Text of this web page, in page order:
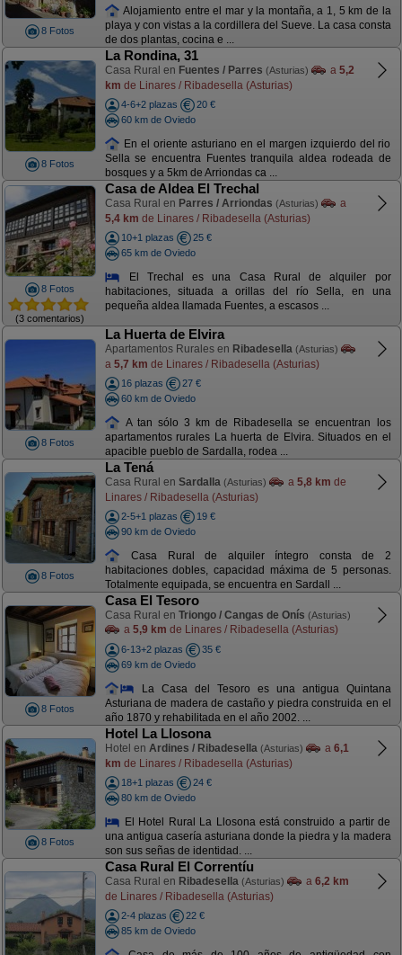
8 Fotos
Alojamiento entre el mar y la montaña, a 1, 5 km de la
playa y con vistas a la cordillera del Sueve. La casa consta
de dos plantas, cocina e ...
8 Fotos
La Rondina, 31
Casa Rural en Fuentes / Parres (Asturias) a 5,2
km de Linares / Ribadesella (Asturias)
4-6+2 plazas
20 €
60 km de Oviedo
En el oriente asturiano en el margen izquierdo del rio
Sella se encuentra Fuentes tranquila aldea rodeada de
bosques y a 5km de Arriondas ca ...
8 Fotos
(3 comentarios)
Casa de Aldea El Trechal
Casa Rural en Parres / Arriondas (Asturias)
a
5,4 km de Linares / Ribadesella (Asturias)
10+1 plazas
25 €
65 km de Oviedo
El Trechal es una Casa Rural de alquiler por
habitaciones, situada a orillas del río Sella, en una
pequeña aldea llamada Fuentes, a escasos ...
8 Fotos
La Huerta de Elvira
Apartamentos Rurales en Ribadesella (Asturias)
a 5,7 km de Linares / Ribadesella (Asturias)
16 plazas
27 €
60 km de Oviedo
A tan sólo 3 km de Ribadesella se encuentran los
apartamentos rurales La huerta de Elvira. Situados en el
apacible pueblo de Sardalla, rodea ...
8 Fotos
La Tená
Casa Rural en Sardalla (Asturias) a 5,8 km de
Linares / Ribadesella (Asturias)
2-5+1 plazas
19 €
90 km de Oviedo
Casa Rural de alquiler íntegro consta de 2
habitaciones dobles, capacidad máxima de 5 personas.
Totalmente equipada, se encuentra en Sardall ...
8 Fotos
Casa El Tesoro
Casa Rural en Triongo / Cangas de Onís (Asturias)
a 5,9 km de Linares / Ribadesella (Asturias)
6-13+2 plazas
35 €
69 km de Oviedo
La Casa del Tesoro es una antigua Quintana
Asturiana de madera de castaño y piedra construida en el
año 1870 y rehabilitada en el año 2002. ...
8 Fotos
Hotel La Llosona
Hotel en Ardines / Ribadesella (Asturias) a 6,1
km de Linares / Ribadesella (Asturias)
18+1 plazas
24 €
80 km de Oviedo
El Hotel Rural La Llosona está construido a partir de
una antigua casería asturiana donde la piedra y la madera
son sus señas de identidad. ...
Casa Rural El Correntíu
Casa Rural en Ribadesella (Asturias) a 6,2 km
de Linares / Ribadesella (Asturias)
2-4 plazas
22 €
85 km de Oviedo